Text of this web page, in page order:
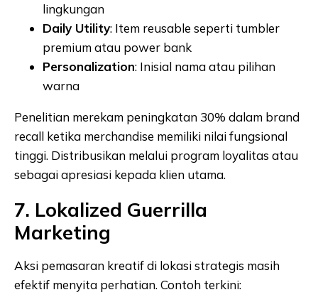
lingkungan
Daily Utility: Item reusable seperti tumbler
premium atau power bank
Personalization: Inisial nama atau pilihan
warna
Penelitian merekam peningkatan 30% dalam brand
recall ketika merchandise memiliki nilai fungsional
tinggi. Distribusikan melalui program loyalitas atau
sebagai apresiasi kepada klien utama.
7. Lokalized Guerrilla
Marketing
Aksi pemasaran kreatif di lokasi strategis masih
efektif menyita perhatian. Contoh terkini: